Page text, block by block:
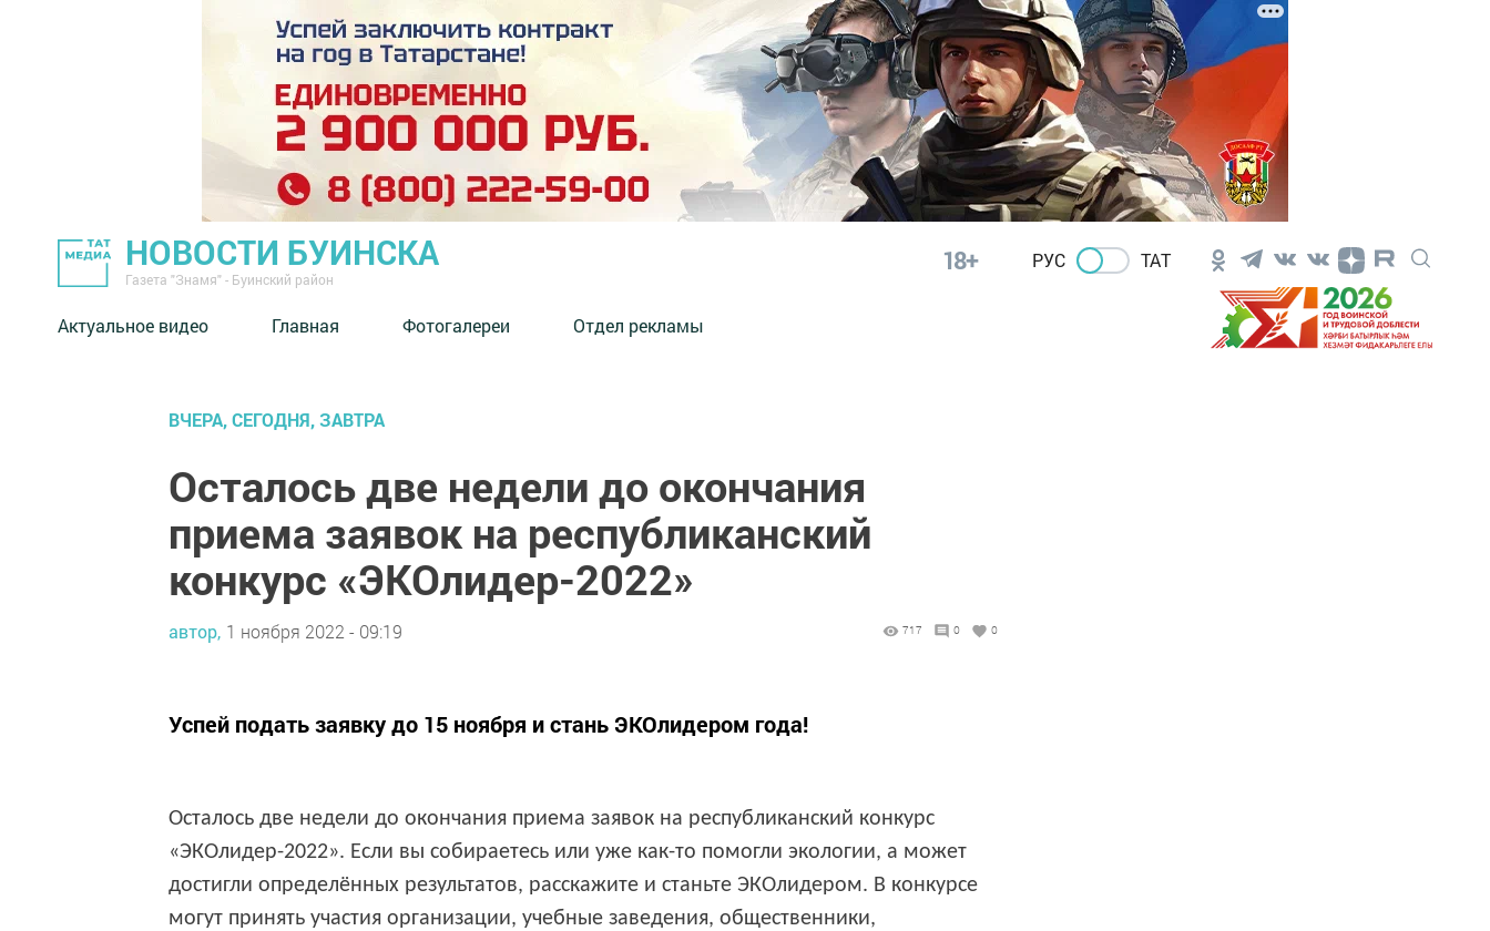
НОВОСТИ БУИНСКА
Газета "Знамя" - Буинский район
18+ РУС ТАТ
Актуальное видео Главная Фотогалереи Отдел рекламы
ВЧЕРА, СЕГОДНЯ, ЗАВТРА
Осталось две недели до окончания
приема заявок на республиканский
конкурс «ЭКОлидер-2022»
автор, 1 ноября 2022 - 09:19 717 0 0
Успей подать заявку до 15 ноября и стань ЭКОлидером года!
Осталось две недели до окончания приема заявок на республиканский конкурс
«ЭКОлидер-2022». Если вы собираетесь или уже как-то помогли экологии, а может
достигли определённых результатов, расскажите и станьте ЭКОлидером. В конкурсе
могут принять участия организации, учебные заведения, общественники,